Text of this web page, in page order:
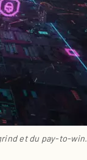
et du pay-to-win.